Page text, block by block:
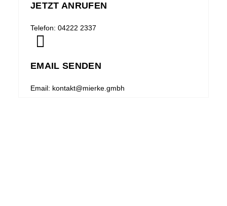
JETZT ANRUFEN
Telefon: 04222 2337
EMAIL SENDEN
Email: kontakt@mierke.gmbh